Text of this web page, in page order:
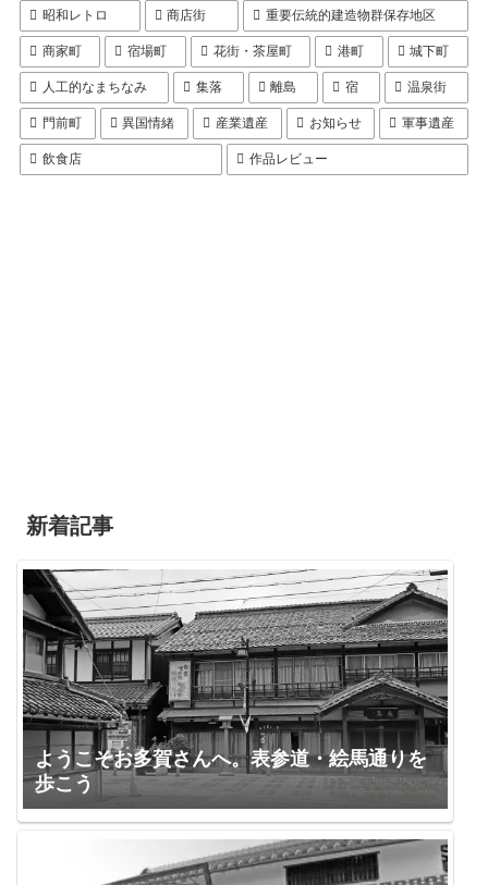
昭和レトロ 商店街 重要伝統的建造物群保存地区
商家町 宿場町 花街・茶屋町 港町 城下町
人工的なまちなみ 集落 離島 宿 温泉街
門前町 異国情緒 産業遺産 お知らせ 軍事遺産
飲食店 作品レビュー
新着記事
ようこそお多賀さんへ。表参道・絵馬通りを
歩こう